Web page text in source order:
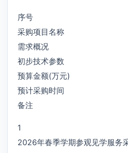
序号
采购项目名称
需求概况
初步技术参数
预算金额(万元)
预计采购时间
备注
1
2026年春季学期参观见学服务